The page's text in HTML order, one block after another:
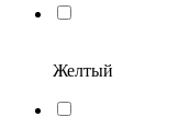
Желтый